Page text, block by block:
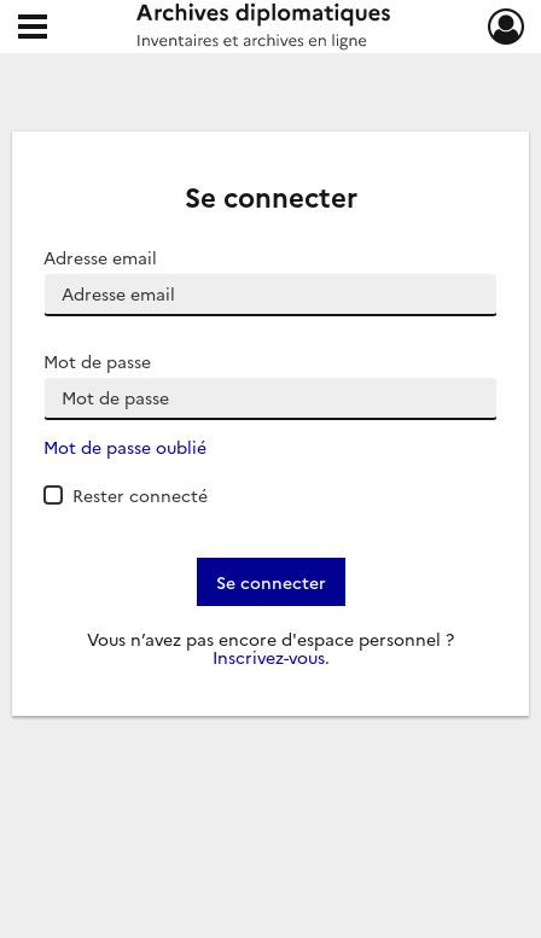
Archives diplomatiques
Ouvrir le menu déroulant
Se connecter
Adresse email
Mot de passe
Mot de passe oublié
Rester connecté
Se connecter
Vous n’avez pas encore d'espace personnel ?
Inscrivez-vous.